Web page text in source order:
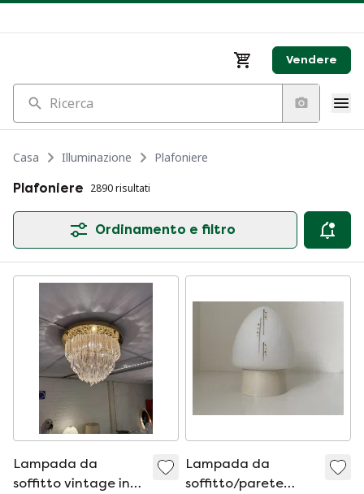
Vendere
Ricerca
Casa Illuminazione
Plafoniere
Plafoniere 2890 risultati
Ordinamento e filtro
Lampada da
soffitto vintage in
Lampada da
soffitto/parete